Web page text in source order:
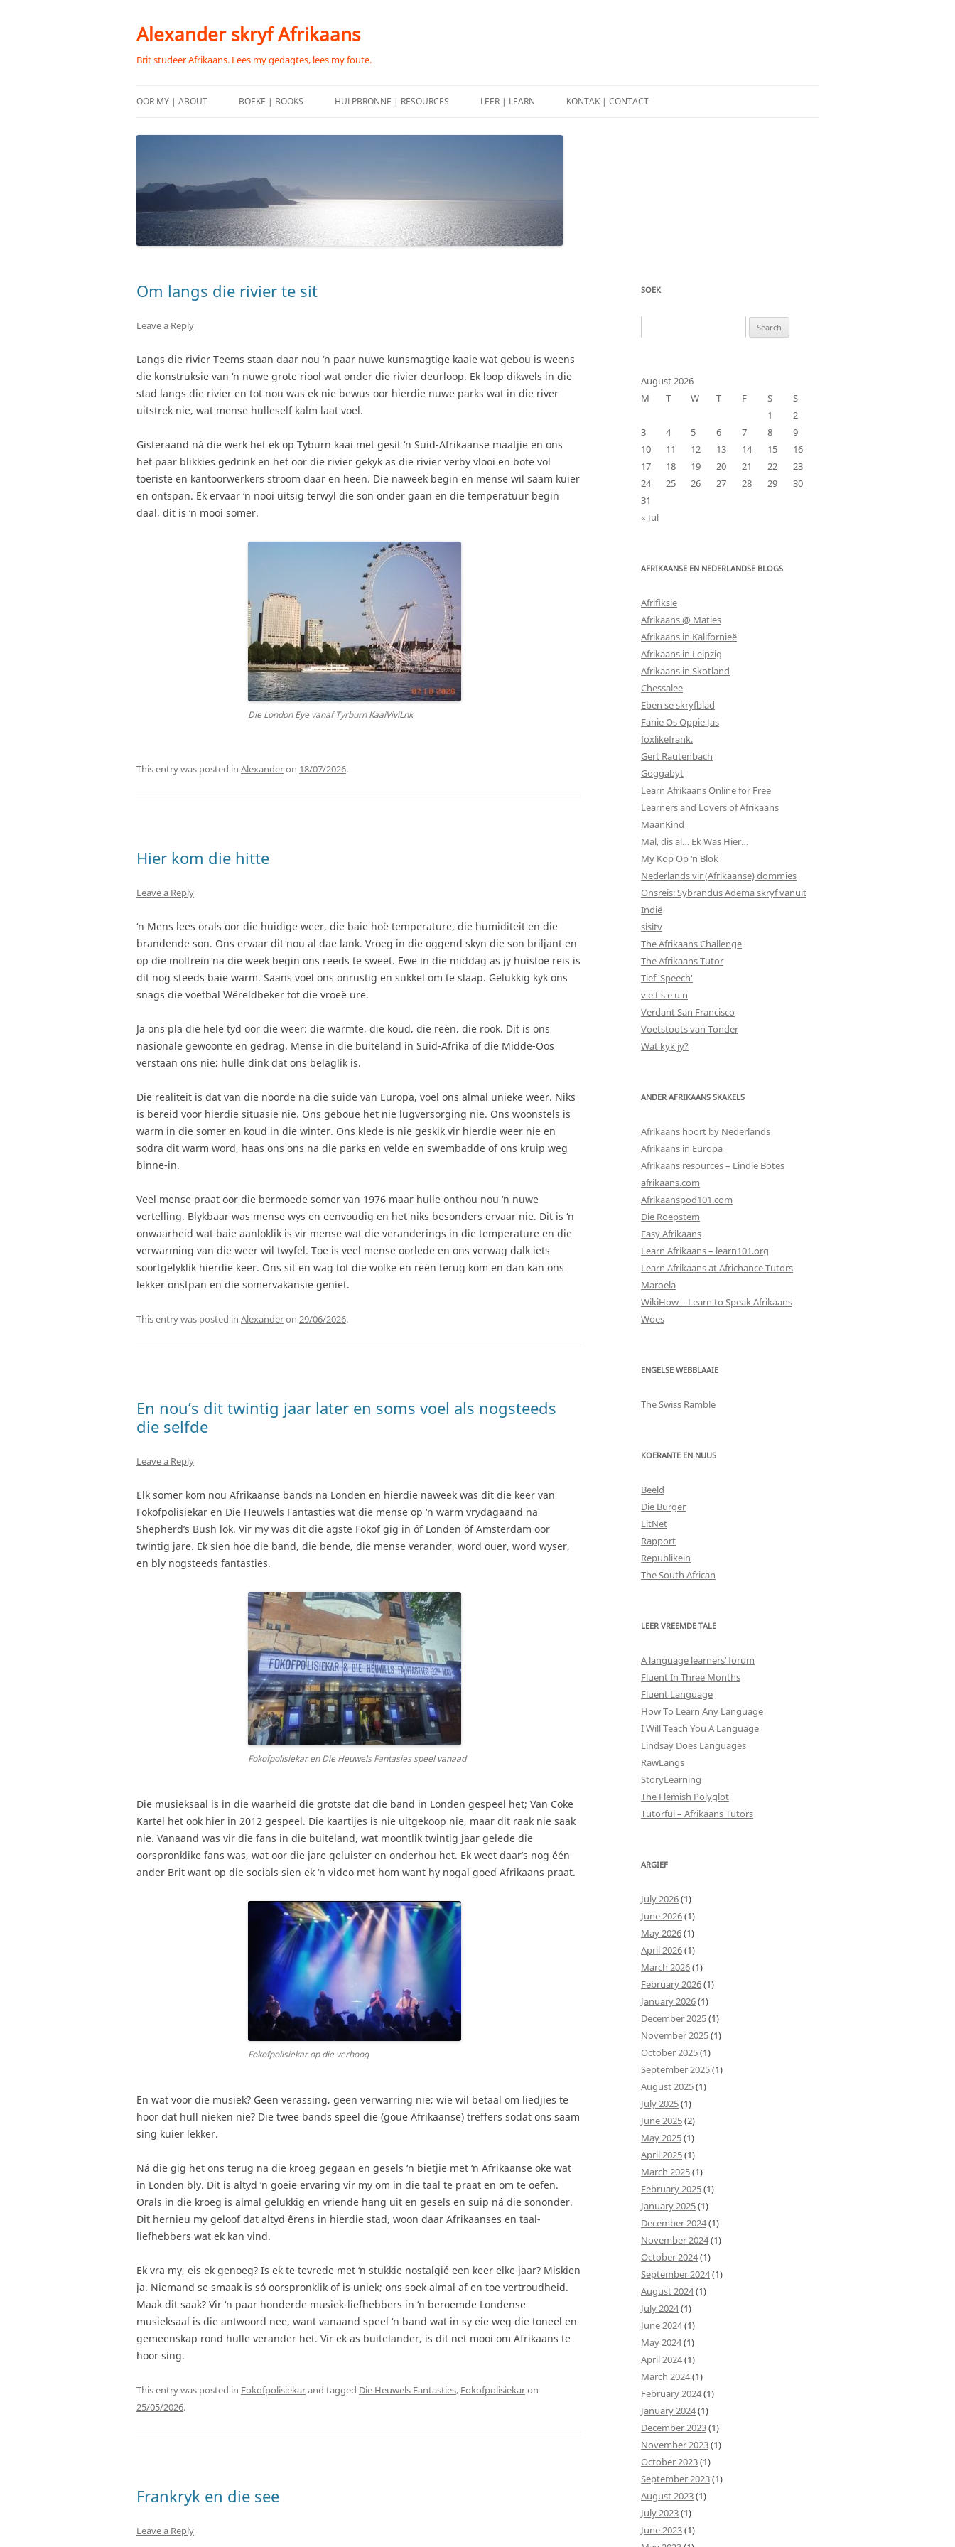
content
Alexander skryf Afrikaans
Brit studeer Afrikaans. Lees my gedagtes, lees my foute.
OOR MY | ABOUT BOEKE | BOOKS HULPBRONNE | RESOURCES LEER | LEARN KONTAK | CONTACT
Om langs die rivier te sit
Leave a Reply
Langs die rivier Teems staan daar nou ‘n paar nuwe kunsmagtige kaaie wat gebou is weens
die konstruksie van ‘n nuwe grote riool wat onder die rivier deurloop. Ek loop dikwels in die
stad langs die rivier en tot nou was ek nie bewus oor hierdie nuwe parks wat in die river
uitstrek nie, wat mense hulleself kalm laat voel.
Gisteraand ná die werk het ek op Tyburn kaai met gesit ‘n Suid-Afrikaanse maatjie en ons
het paar blikkies gedrink en het oor die rivier gekyk as die rivier verby vlooi en bote vol
toeriste en kantoorwerkers stroom daar en heen. Die naweek begin en mense wil saam kuier
en ontspan. Ek ervaar ‘n nooi uitsig terwyl die son onder gaan en die temperatuur begin
daal, dit is ‘n mooi somer.
Die London Eye vanaf Tyrburn KaaiViviLnk
This entry was posted in Alexanderon 18/07/2026.
Hier kom die hitte
Leave a Reply
‘n Mens lees orals oor die huidige weer, die baie hoë temperature, die humiditeit en die
brandende son. Ons ervaar dit nou al dae lank. Vroeg in die oggend skyn die son briljant en
op die moltrein na die week begin ons reeds te sweet. Ewe in die middag as jy huistoe reis is
dit nog steeds baie warm. Saans voel ons onrustig en sukkel om te slaap. Gelukkig kyk ons
snags die voetbal Wêreldbeker tot die vroeë ure.
Ja ons pla die hele tyd oor die weer: die warmte, die koud, die reën, die rook. Dit is ons
nasionale gewoonte en gedrag. Mense in die buiteland in Suid-Afrika of die Midde-Oos
verstaan ons nie; hulle dink dat ons belaglik is.
Die realiteit is dat van die noorde na die suide van Europa, voel ons almal unieke weer. Niks
is bereid voor hierdie situasie nie. Ons geboue het nie lugversorging nie. Ons woonstels is
warm in die somer en koud in die winter. Ons klede is nie geskik vir hierdie weer nie en
sodra dit warm word, haas ons ons na die parks en velde en swembadde of ons kruip weg
binne-in.
Veel mense praat oor die bermoede somer van 1976 maar hulle onthou nou ‘n nuwe
vertelling. Blykbaar was mense wys en eenvoudig en het niks besonders ervaar nie. Dit is ‘n
onwaarheid wat baie aanloklik is vir mense wat die veranderings in die temperature en die
verwarming van die weer wil twyfel. Toe is veel mense oorlede en ons verwag dalk iets
soortgelyklik hierdie keer. Ons sit en wag tot die wolke en reën terug kom en dan kan ons
lekker onstpan en die somervakansie geniet.
This entry was posted in Alexanderon 29/06/2026.
En nou’s dit twintig jaar later en soms voel als nogsteeds
die selfde
Leave a Reply
Elk somer kom nou Afrikaanse bands na Londen en hierdie naweek was dit die keer van
Fokofpolisiekar en Die Heuwels Fantasties wat die mense op ‘n warm vrydagaand na
Shepherd’s Bush lok. Vir my was dit die agste Fokof gig in óf Londen óf Amsterdam oor
twintig jare. Ek sien hoe die band, die bende, die mense verander, word ouer, word wyser,
en bly nogsteeds fantasties.
Fokofpolisiekar en Die Heuwels Fantasies speel vanaad
Die musieksaal is in die waarheid die grotste dat die band in Londen gespeel het; Van Coke
Kartel het ook hier in 2012 gespeel. Die kaartijes is nie uitgekoop nie, maar dit raak nie saak
nie. Vanaand was vir die fans in die buiteland, wat moontlik twintig jaar gelede die
oorspronklike fans was, wat oor die jare geluister en onderhou het. Ek weet daar’s nog één
ander Brit want op die socials sien ek ‘n video met hom want hy nogal goed Afrikaans praat.
Fokofpolisiekar op die verhoog
En wat voor die musiek? Geen verassing, geen verwarring nie; wie wil betaal om liedjies te
hoor dat hull nieken nie? Die twee bands speel die (goue Afrikaanse) treffers sodat ons saam
sing kuier lekker.
Ná die gig het ons terug na die kroeg gegaan en gesels ‘n bietjie met ‘n Afrikaanse oke wat
in Londen bly. Dit is altyd ‘n goeie ervaring vir my om in die taal te praat en om te oefen.
Orals in die kroeg is almal gelukkig en vriende hang uit en gesels en suip ná die sononder.
Dit hernieu my geloof dat altyd êrens in hierdie stad, woon daar Afrikaanses en taal-
liefhebbers wat ek kan vind.
Ek vra my, eis ek genoeg? Is ek te tevrede met ‘n stukkie nostalgié een keer elke jaar? Miskien
ja. Niemand se smaak is só oorspronklik of is uniek; ons soek almal af en toe vertroudheid.
Maak dit saak? Vir ‘n paar honderde musiek-liefhebbers in ‘n beroemde Londense
musieksaal is die antwoord nee, want vanaand speel ‘n band wat in sy eie weg die toneel en
gemeenskap rond hulle verander het. Vir ek as buitelander, is dit net mooi om Afrikaans te
hoor sing.
This entry was posted in Fokofpolisiekarand tagged Die Heuwels Fantasties, Fokofpolisiekaron
25/05/2026.
Frankryk en die see
Leave a Reply
SOEK
for:
August 2026
M
T W T F S
S
1
2
3
4 5 6 7 8
9
10
11 12 13 14 15
16
17
18 19 20 21 22
23
24
25 26 27 28 29
30
31
« Jul
AFRIKAANSE EN NEDERLANDSE BLOGS
Afrifiksie
Afrikaans @ Maties
Afrikaans in Kalifornieë
Afrikaans in Leipzig
Afrikaans in Skotland
Chessalee
Eben se skryfblad
Fanie Os Oppie Jas
foxlikefrank.
Gert Rautenbach
Goggabyt
Learn Afrikaans Online for Free
Learners and Lovers of Afrikaans
MaanKind
Mal, dis al… Ek Was Hier…
My Kop Op ‘n Blok
Nederlands vir (Afrikaanse) dommies
Onsreis: Sybrandus Adema skryf vanuit
Indië
sisitv
The Afrikaans Challenge
The Afrikaans Tutor
Tief 'Speech'
v e t s e u n
Verdant San Francisco
Voetstoots van Tonder
Wat kyk jy?
ANDER AFRIKAANS SKAKELS
Afrikaans hoort by Nederlands
Afrikaans in Europa
Afrikaans resources – Lindie Botes
afrikaans.com
Afrikaanspod101.com
Die Roepstem
Easy Afrikaans
Learn Afrikaans – learn101.org
Learn Afrikaans at Africhance Tutors
Maroela
WikiHow – Learn to Speak Afrikaans
Woes
ENGELSE WEBBLAAIE
The Swiss Ramble
KOERANTE EN NUUS
Beeld
Die Burger
LitNet
Rapport
Republikein
The South African
LEER VREEMDE TALE
A language learners’ forum
Fluent In Three Months
Fluent Language
How To Learn Any Language
I Will Teach You A Language
Lindsay Does Languages
RawLangs
StoryLearning
The Flemish Polyglot
Tutorful – Afrikaans Tutors
ARGIEF
July 2026(1)
June 2026(1)
May 2026(1)
April 2026(1)
March 2026(1)
February 2026(1)
January 2026(1)
December 2025(1)
November 2025(1)
October 2025(1)
September 2025(1)
August 2025(1)
July 2025(1)
June 2025(2)
May 2025(1)
April 2025(1)
March 2025(1)
February 2025(1)
January 2025(1)
December 2024(1)
November 2024(1)
October 2024(1)
September 2024(1)
August 2024(1)
July 2024(1)
June 2024(1)
May 2024(1)
April 2024(1)
March 2024(1)
February 2024(1)
January 2024(1)
December 2023(1)
November 2023(1)
October 2023(1)
September 2023(1)
August 2023(1)
July 2023(1)
June 2023(1)